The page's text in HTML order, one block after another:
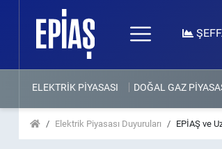
ELEKTRİK PİYASASI DOĞAL GAZ
Elektrik Piyasası Duyuruları EPİAŞ ve